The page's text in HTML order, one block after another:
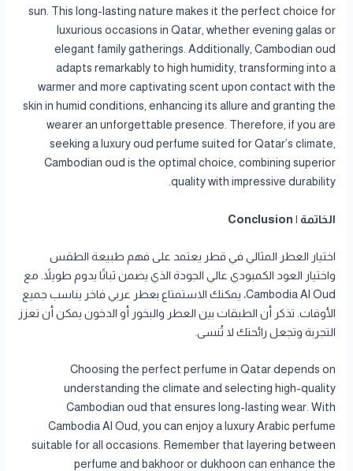
sun. This long-lasting nature makes it the perfect choice for
luxurious occasions in Qatar, whether evening galas or
elegant family gatherings. Additionally, Cambodian oud
adapts remarkably to high humidity, transforming into a
warmer and more captivating scent upon contact with the
skin in humid conditions, enhancing its allure and granting the
wearer an unforgettable presence. Therefore, if you are
seeking a luxury oud perfume suited for Qatar’s climate,
Cambodian oud is the optimal choice, combining superior
quality with impressive durability.
الخاتمة | Conclusion
اختيار العطر المثالي في قطر يعتمد على فهم طبيعة الطقس
واختيار العود الكمبودي عالي الجودة الذي يضمن ثباتًا يدوم طويلاً. مع
Cambodia Al Oud، يمكنك الاستمتاع بعطر عربي فاخر يناسب جميع
الأوقات. تذكر أن الطبقات بين العطر والبخور أو الدخون يمكن أن تعزز
التجربة وتجعل رائحتك لا تُنسى.
Choosing the perfect perfume in Qatar depends on
understanding the climate and selecting high-quality
Cambodian oud that ensures long-lasting wear. With
Cambodia Al Oud, you can enjoy a luxury Arabic perfume
suitable for all occasions. Remember that layering between
perfume and bakhoor or dukhoon can enhance the